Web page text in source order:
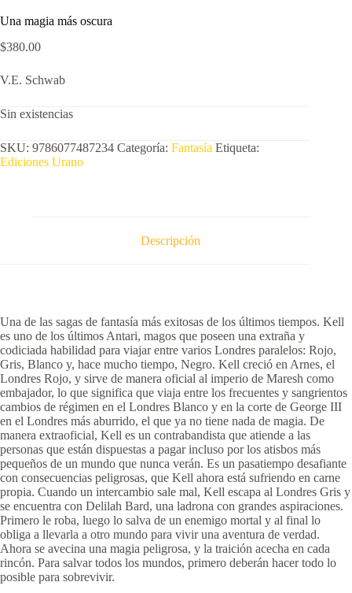
Una magia más oscura
$380.00
V.E. Schwab
Sin existencias
SKU: 9786077487234 Categoría: Fantasía Etiqueta:
Ediciones Urano
Descripción
Una de las sagas de fantasía más exitosas de los últimos tiempos. Kell
es uno de los últimos Antari, magos que poseen una extraña y
codiciada habilidad para viajar entre varios Londres paralelos: Rojo,
Gris, Blanco y, hace mucho tiempo, Negro. Kell creció en Arnes, el
Londres Rojo, y sirve de manera oficial al imperio de Maresh como
embajador, lo que significa que viaja entre los frecuentes y sangrientos
cambios de régimen en el Londres Blanco y en la corte de George III
en el Londres más aburrido, el que ya no tiene nada de magia. De
manera extraoficial, Kell es un contrabandista que atiende a las
personas que están dispuestas a pagar incluso por los atisbos más
pequeños de un mundo que nunca verán. Es un pasatiempo desafiante
con consecuencias peligrosas, que Kell ahora está sufriendo en carne
propia. Cuando un intercambio sale mal, Kell escapa al Londres Gris y
se encuentra con Delilah Bard, una ladrona con grandes aspiraciones.
Primero le roba, luego lo salva de un enemigo mortal y al final lo
obliga a llevarla a otro mundo para vivir una aventura de verdad.
Ahora se avecina una magia peligrosa, y la traición acecha en cada
rincón. Para salvar todos los mundos, primero deberán hacer todo lo
posible para sobrevivir.